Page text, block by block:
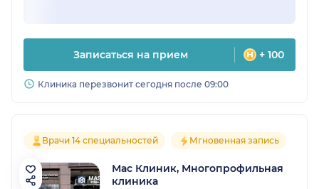
Записаться на прием + 100
Клиника перезвонит сегодня после 09:00
Врачи 14 специальностей Мгновенная запись
Мас Клиник, Многопрофильная
клиника